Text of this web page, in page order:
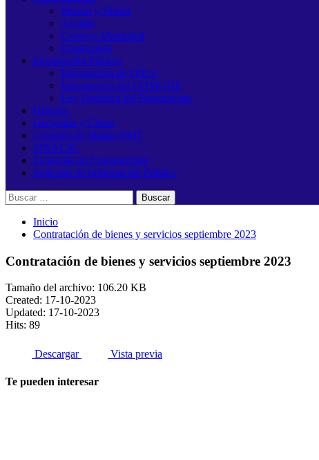
Misión y Visión
Alcalde
Concejo Municipal
Comisiones
Información Pública
Información de Oficio
Información del COMUDE
Ley Orgánica del Presupuesto
Historia
Geografía y Clima
Consulta de Multas PMT
SINACIG
Licencias de Construcción
Solicitud de Información Pública
Buscar:
Inicio
Contratación de bienes y servicios septiembre 2023
Contratación de bienes y servicios septiembre 2023
Tamaño del archivo: 106.20 KB
Created: 17-10-2023
Updated: 17-10-2023
Hits: 89
Descargar Vista previa
Te pueden interesar